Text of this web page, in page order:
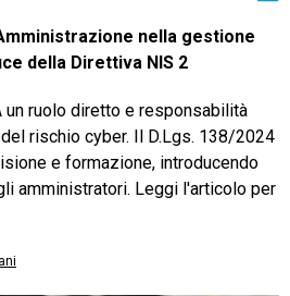
nella gestione
della Direttiva NIS 2
un ruolo diretto e responsabilità
rischio cyber. Il D.Lgs. 138/2024
e formazione, introducendo
amministratori. Leggi l'articolo per